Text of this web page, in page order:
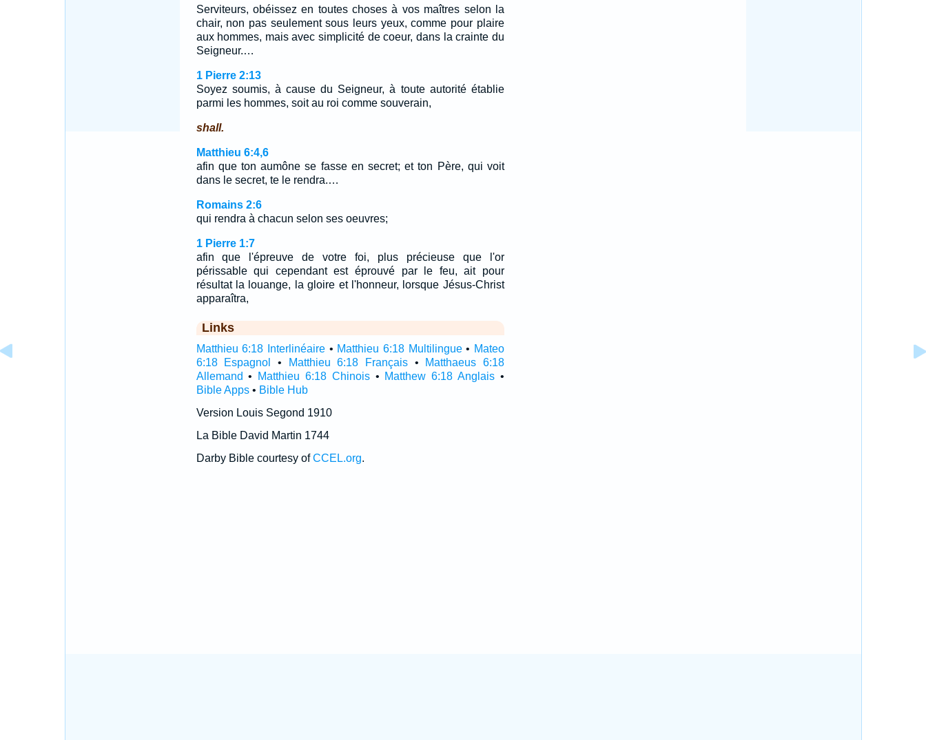
Serviteurs, obéissez en toutes choses à vos maîtres selon la
chair, non pas seulement sous leurs yeux, comme pour plaire
aux hommes, mais avec simplicité de coeur, dans la crainte du
Seigneur.…
1 Pierre 2:13
Soyez soumis, à cause du Seigneur, à toute autorité établie
parmi les hommes, soit au roi comme souverain,
shall.
Matthieu 6:4,6
afin que ton aumône se fasse en secret; et ton Père, qui voit
dans le secret, te le rendra.…
Romains 2:6
qui rendra à chacun selon ses oeuvres;
1 Pierre 1:7
afin que l'épreuve de votre foi, plus précieuse que l'or
périssable qui cependant est éprouvé par le feu, ait pour
résultat la louange, la gloire et l'honneur, lorsque Jésus-Christ
apparaîtra,
Links
Matthieu 6:18 Interlinéaire• Matthieu 6:18 Multilingue• Mateo
6:18 Espagnol
• Matthieu 6:18 Français•
Matthaeus 6:18
Allemand • Matthieu 6:18 Chinois• Matthew 6:18 Anglais •
Bible Apps• Bible Hub
Version Louis Segond 1910
La Bible David Martin 1744
Darby Bible courtesy ofCCEL.org.